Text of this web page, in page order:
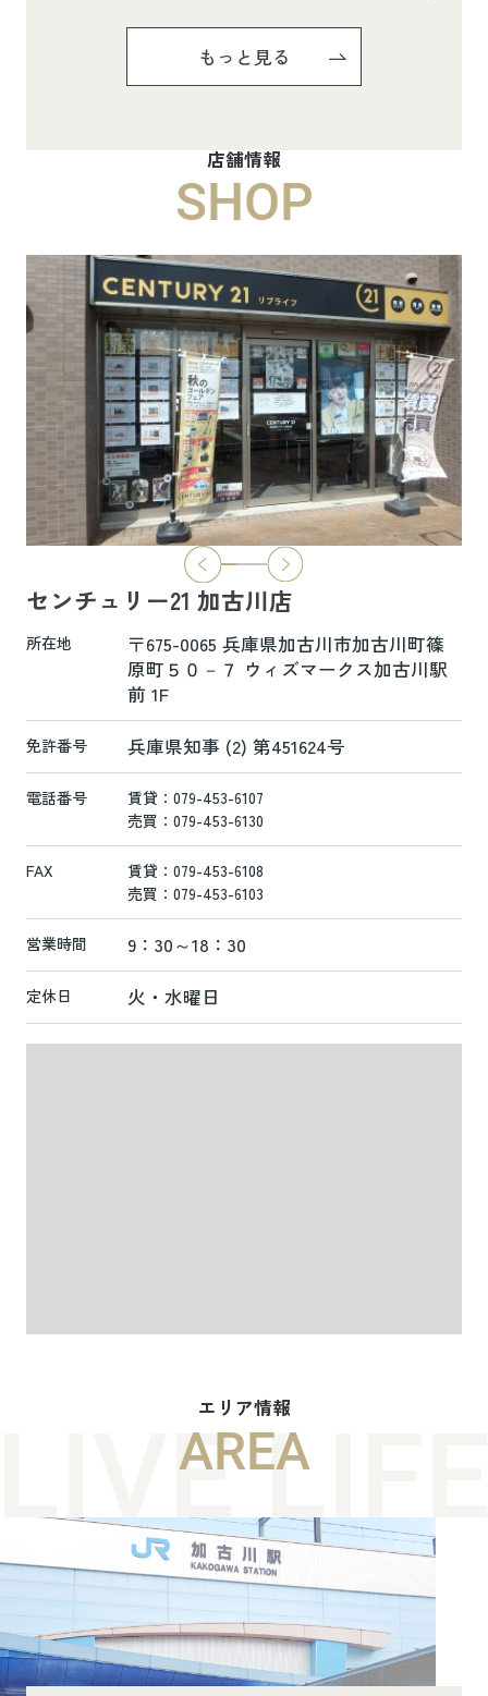
Pure Ryuju Ⅱ101
ハイムメゾン白鳥台201
6.5万円
物件詳細へ
ハイムレトア飾東A103
7.4万円
物件詳細へ
2026.06.29
本日より新ホームページへ完全移行にな
新ホームページは検索も楽々♪スマホに
も対応済！
より見やすくなっております！
是非一度ご覧ください(^^♪
もっと見る
店舗情報
SHOP
センチュリー21 加古川店
所在地
〒675-0065 兵庫県加古川市加古川町篠
原町５０－７ ウィズマークス加古川駅
前 1F
免許番号 兵庫県知事 (2) 第451624号
電話番号
賃貸：079-453-6107
売買：079-453-6130
FAX
賃貸：079-453-6108
売買：079-453-6103
営業時間 9：30～18：30
定休日 火・水曜日
エリア情報
AREA